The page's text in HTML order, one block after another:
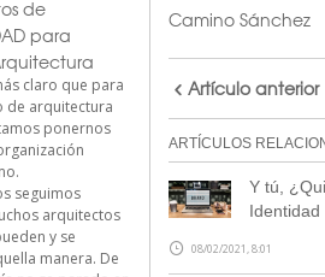
Camino Sánchez
Artículo anterior
ARTÍCULOS
Y tú,
Identidad
08/02/2021, 8:01
de
para
claro que para
de arquitectura
ponernos
seguimos
arquitectos
y se
manera. De